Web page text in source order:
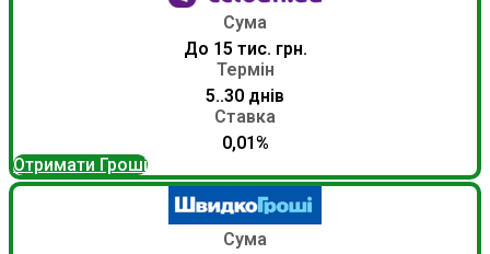
Сума
До 15 тис. грн.
Термін
5..30 днів
Ставка
0,01%
Отримати Гроші
Сума